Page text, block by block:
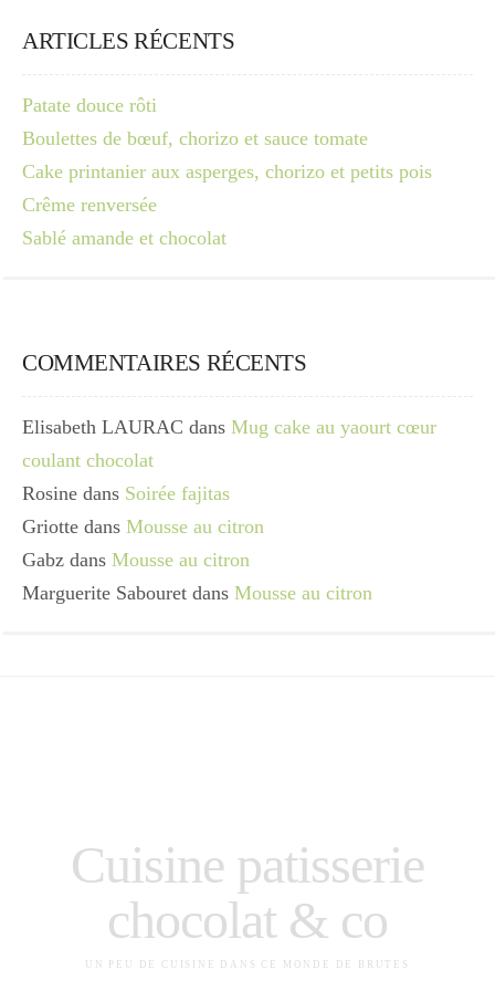
ARTICLES RÉCENTS
Patate douce rôti
Boulettes de bœuf, chorizo et sauce tomate
Cake printanier aux asperges, chorizo et petits pois
Crême renversée
Sablé amande et chocolat
COMMENTAIRES RÉCENTS
Elisabeth LAURAC dans Mug cake au yaourt cœur
coulant chocolat
Rosine dans Soirée fajitas
Griotte dans Mousse au citron
Gabz dans Mousse au citron
Marguerite Sabouret dans Mousse au citron
Cuisine patisserie
chocolat & co
UN PEU DE CUISINE DANS CE MONDE DE BRUTES